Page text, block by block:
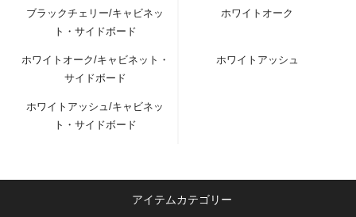
ブラックチェリー/キャビネッ
ト・サイドボード
ホワイトオーク
ホワイトオーク/キャビネット・
サイドボード
ホワイトアッシュ
ホワイトアッシュ/キャビネッ
ト・サイドボード
アイテムカテゴリー